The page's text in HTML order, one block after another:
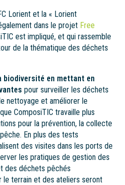
Lorient et la « Lorient
dans le projet Free
est impliqué, et qui rassemble
de la thématique des déchets
biodiversité en mettant en
pour surveiller les déchets
nettoyage et améliorer le
ComposiTIC travaille plus
pour la prévention, la collecte
En plus des tests
des visites dans les ports de
les pratiques de gestion des
des déchets pêchés
le terrain et des ateliers seront